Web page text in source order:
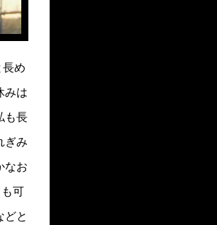
め
みは
も長
ぎみ
なお
可
どと